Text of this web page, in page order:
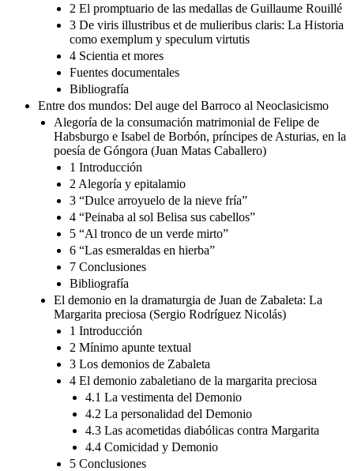
2 El promptuario de las medallas de Guillaume Rouillé
3 De viris illustribus et de mulieribus claris: La Historia
como exemplum y speculum virtutis
4 Scientia et mores
Fuentes documentales
Bibliografía
Entre dos mundos: Del auge del Barroco al Neoclasicismo
Alegoría de la consumación matrimonial de Felipe de
Habsburgo e Isabel de Borbón, príncipes de Asturias, en la
poesía de Góngora (Juan Matas Caballero)
1 Introducción
2 Alegoría y epitalamio
3 “Dulce arroyuelo de la nieve fría”
4 “Peinaba al sol Belisa sus cabellos”
5 “Al tronco de un verde mirto”
6 “Las esmeraldas en hierba”
7 Conclusiones
Bibliografía
El demonio en la dramaturgia de Juan de Zabaleta: La
Margarita preciosa (Sergio Rodríguez Nicolás)
1 Introducción
2 Mínimo apunte textual
3 Los demonios de Zabaleta
4 El demonio zabaletiano de la margarita preciosa
4.1 La vestimenta del Demonio
4.2 La personalidad del Demonio
4.3 Las acometidas diabólicas contra Margarita
4.4 Comicidad y Demonio
5 Conclusiones